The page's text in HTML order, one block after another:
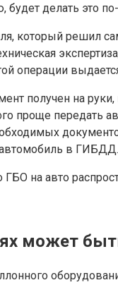
делать это
который решил
операции
получен на
проще передать
в ГИБДД.
на авто
может